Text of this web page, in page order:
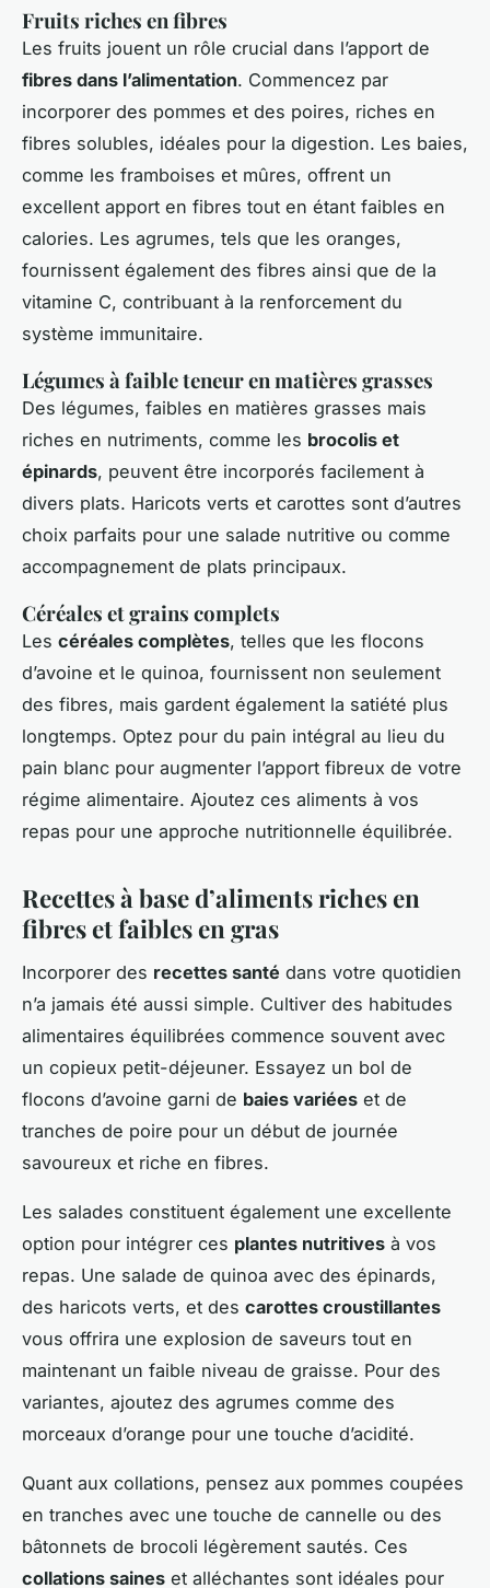
Fruits riches en fibres
Les fruits jouent un rôle crucial dans l’apport de
fibres dans l’alimentation. Commencez par
incorporer des pommes et des poires, riches en
fibres solubles, idéales pour la digestion. Les baies,
comme les framboises et mûres, offrent un
excellent apport en fibres tout en étant faibles en
calories. Les agrumes, tels que les oranges,
fournissent également des fibres ainsi que de la
vitamine C, contribuant à la renforcement du
système immunitaire.
Légumes à faible teneur en matières grasses
Des légumes, faibles en matières grasses mais
riches en nutriments, comme les brocolis et
épinards, peuvent être incorporés facilement à
divers plats. Haricots verts et carottes sont d’autres
choix parfaits pour une salade nutritive ou comme
accompagnement de plats principaux.
Céréales et grains complets
Les céréales complètes, telles que les flocons
d’avoine et le quinoa, fournissent non seulement
des fibres, mais gardent également la satiété plus
longtemps. Optez pour du pain intégral au lieu du
pain blanc pour augmenter l’apport fibreux de votre
régime alimentaire. Ajoutez ces aliments à vos
repas pour une approche nutritionnelle équilibrée.
Recettes à base d’aliments riches en
fibres et faibles en gras
Incorporer des recettes santé dans votre quotidien
n’a jamais été aussi simple. Cultiver des habitudes
alimentaires équilibrées commence souvent avec
un copieux petit-déjeuner. Essayez un bol de
flocons d’avoine garni de baies variées et de
tranches de poire pour un début de journée
savoureux et riche en fibres.
Les salades constituent également une excellente
option pour intégrer ces plantes nutritives à vos
repas. Une salade de quinoa avec des épinards,
des haricots verts, et des carottes croustillantes
vous offrira une explosion de saveurs tout en
maintenant un faible niveau de graisse. Pour des
variantes, ajoutez des agrumes comme des
morceaux d’orange pour une touche d’acidité.
Quant aux collations, pensez aux pommes coupées
en tranches avec une touche de cannelle ou des
bâtonnets de brocoli légèrement sautés. Ces
collations saines et alléchantes sont idéales pour